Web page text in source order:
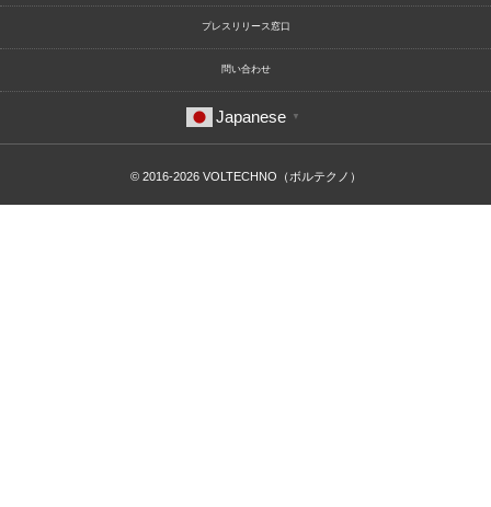
プレスリリース窓口
問い合わせ
Japanese ▼
© 2016-2026 VOLTECHNO（ボルテクノ）